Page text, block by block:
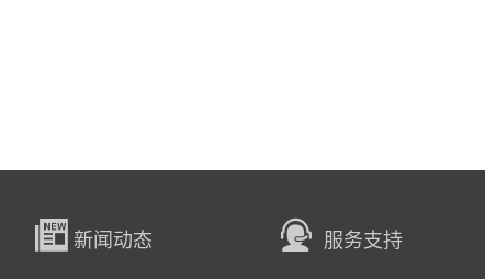
新闻动态 服务支持